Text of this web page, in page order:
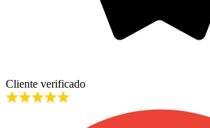
Cliente verificado